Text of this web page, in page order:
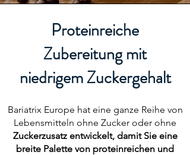
Proteinreiche
Zubereitung mit
niedrigem Zuckergehalt
Bariatrix Europe hat eine ganze Reihe von
Lebensmitteln ohne Zucker oder ohne
Zuckerzusatz entwickelt, damit Sie eine
breite Palette von proteinreichen und